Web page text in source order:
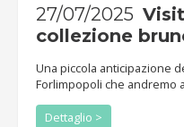
27/07/2025
collezione
Una piccola anticipazione
Forlimpopoli che andremo
Dettaglio >